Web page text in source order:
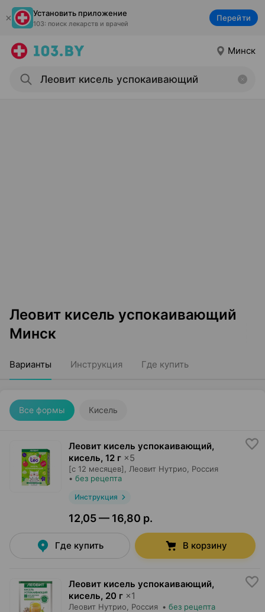
Установить приложение
103: поиск лекарств и врачей
Перейти
Минск
Леовит кисель успокаивающий
Минск
Варианты Инструкция Где купить
Все формы Кисель
Леовит кисель успокаивающий,
кисель, 12 г ×5
[с 12 месяцев], Леовит Нутрио , Россия
• без рецепта
Инструкция
12,05 — 16,80 р.
Где купить В корзину
Леовит кисель успокаивающий,
кисель, 20 г ×1
Леовит Нутрио , Россия • без рецепта